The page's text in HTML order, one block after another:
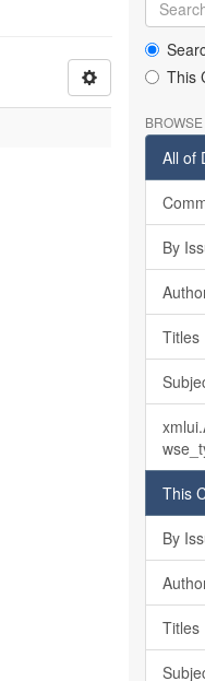
This
BROWSE
All of
By
Titles
This
By
Titles